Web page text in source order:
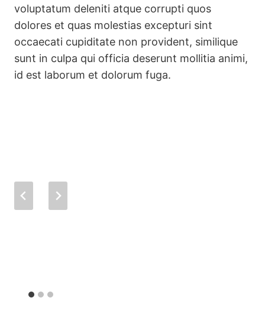
voluptatum deleniti atque corrupti quos
dolores et quas molestias excepturi sint
occaecati cupiditate non provident, similique
sunt in culpa qui officia deserunt mollitia animi,
id est laborum et dolorum fuga.